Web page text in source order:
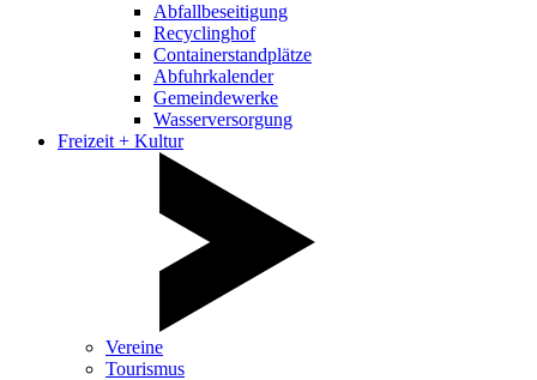
Abfallbeseitigung
Recyclinghof
Containerstandplätze
Abfuhrkalender
Gemeindewerke
Wasserversorgung
Freizeit + Kultur
Vereine
Tourismus